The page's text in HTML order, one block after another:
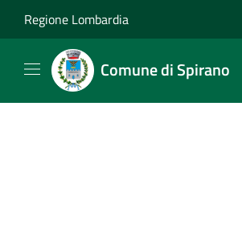
Regione Lombardia
Comune di Spirano